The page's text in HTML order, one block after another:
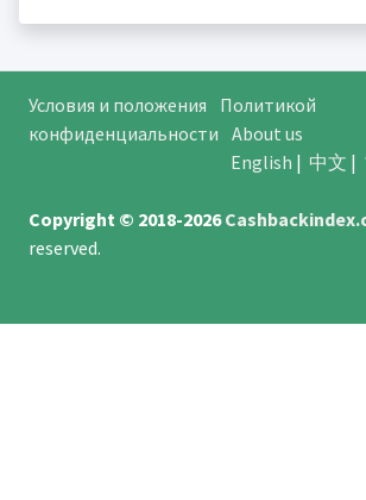
Условия и положения
Политикой
конфиденциальности About us
English | 中文 |
Copyright © 2018-2026
reserved.